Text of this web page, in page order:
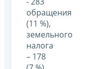
обращения
(11 %),
земельного
налога
– 178